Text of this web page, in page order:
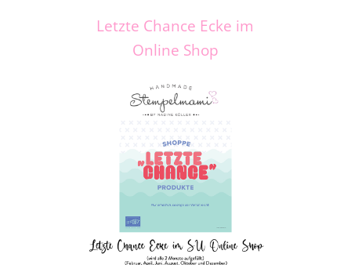
Letzte Chance Ecke im
Online Shop